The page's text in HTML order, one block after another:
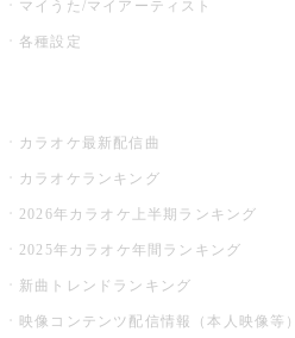
マイうた/マイアーティスト
各種設定
カラオケ最新配信曲
カラオケランキング
2026年カラオケ上半期ランキング
2025年カラオケ年間ランキング
新曲トレンドランキング
映像コンテンツ配信情報（本人映像等）